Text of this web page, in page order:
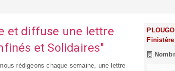
et diffuse une lettre
et Solidaires"
rédigeons chaque semaine, une lettre
Finistère